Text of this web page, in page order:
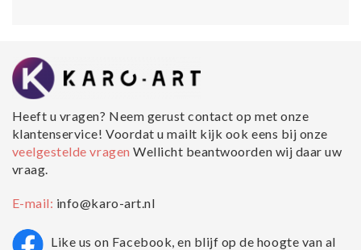
Heeft u vragen? Neem gerust contact op met onze
klantenservice! Voordat u mailt kijk ook eens bij onze
veelgestelde vragenWellicht beantwoorden wij daar uw
vraag.
E-mail: info@karo-art.nl
Like us on Facebook, en blijf op de hoogte van al